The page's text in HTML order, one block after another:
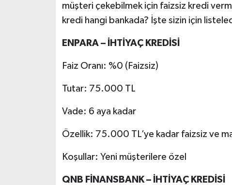
müşteri çekebilmek için faizsiz kredi
kredi hangi bankada? İşte sizin için
ENPARA – İHTİYAÇ KREDİSİ
Faiz Oranı: %0 (Faizsiz)
Tutar: 75.000 TL
Vade: 6 aya kadar
Özellik: 75.000 TL’ye kadar faizsiz ve
Koşullar: Yeni müşterilere özel
QNB FİNANSBANK – İHTİYAÇ KREDİSİ
Tarihi Yapılarımız
Teknoloji